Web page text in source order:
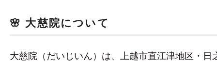
🌸 大慈院について
大慈院（だいじいん）は、上越市直江津地区・日